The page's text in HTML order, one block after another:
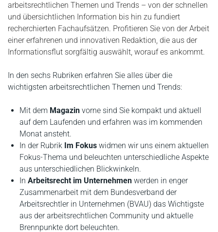
arbeitsrechtlichen Themen und Trends – von der schnellen
und übersichtlichen Information bis hin zu fundiert
recherchierten Fachaufsätzen. Profitieren Sie von der Arbeit
einer erfahrenen und innovativen Redaktion, die aus der
Informationsflut sorgfältig auswählt, worauf es ankommt.
In den sechs Rubriken erfahren Sie alles über die
wichtigsten arbeitsrechtlichen Themen und Trends:
Mit dem Magazin vorne sind Sie kompakt und aktuell
auf dem Laufenden und erfahren was im kommenden
Monat ansteht.
In der Rubrik Im Fokus widmen wir uns einem aktuellen
Fokus-Thema und beleuchten unterschiedliche Aspekte
aus unterschiedlichen Blickwinkeln.
In Arbeitsrecht im Unternehmen werden in enger
Zusammenarbeit mit dem Bundesverband der
Arbeitsrechtler in Unternehmen (BVAU) das Wichtigste
aus der arbeitsrechtlichen Community und aktuelle
Brennpunkte dort beleuchten.